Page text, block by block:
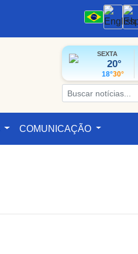
SEXTA
20°
18°30°
COMUNICAÇÃO